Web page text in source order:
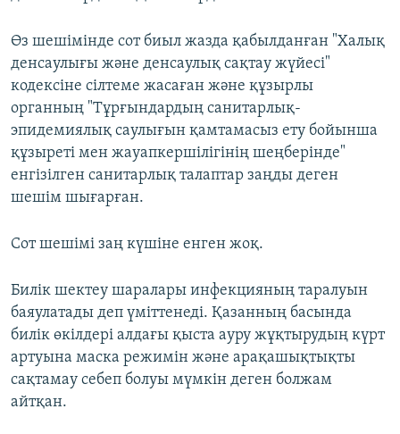
Өз шешімінде сот биыл жазда қабылданған "Халық
денсаулығы және денсаулық сақтау жүйесі"
кодексіне сілтеме жасаған және құзырлы
органның "Тұрғындардың санитарлық-
эпидемиялық саулығын қамтамасыз ету бойынша
құзыреті мен жауапкершілігінің шеңберінде"
енгізілген санитарлық талаптар заңды деген
шешім шығарған.
Сот шешімі заң күшіне енген жоқ.
Билік шектеу шаралары инфекцияның таралуын
баяулатады деп үміттенеді. Қазанның басында
билік өкілдері алдағы қыста ауру жұқтырудың күрт
артуына маска режимін және арақашықтықты
сақтамау себеп болуы мүмкін деген болжам
айтқан.